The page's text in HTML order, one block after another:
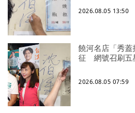
2026.08.05 13:50
饒河名店「秀
征 網號召刷五
2026.08.05 07:59